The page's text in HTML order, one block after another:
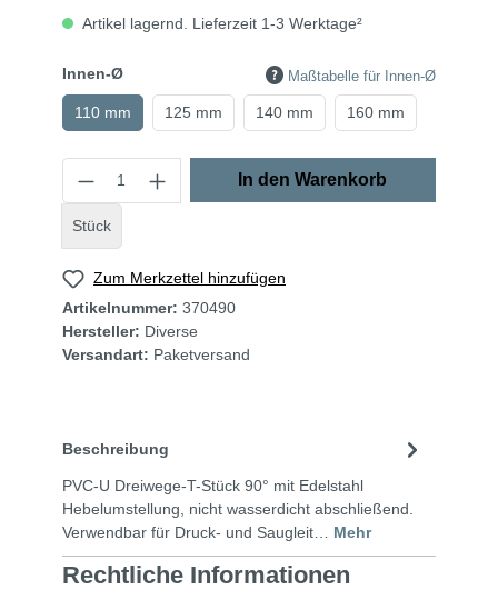
Artikel lagernd. Lieferzeit 1-3 Werktage²
Innen-Ø Maßtabelle für Innen-Ø
110 mm 125 mm 140 mm 160 mm
Stück
In den Warenkorb
Zum Merkzettel hinzufügen
Artikelnummer: 370490
Hersteller: Diverse
Versandart: Paketversand
Beschreibung
PVC-U Dreiwege-T-Stück 90° mit Edelstahl
Hebelumstellung, nicht wasserdicht abschließend.
Verwendbar für Druck- und Saugleit… Mehr
Rechtliche Informationen